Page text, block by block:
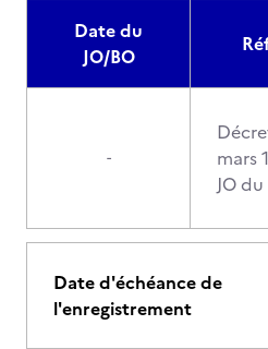
Date du
JO/BO
-
mars
JO
Date d'échéance de
l'enregistrement